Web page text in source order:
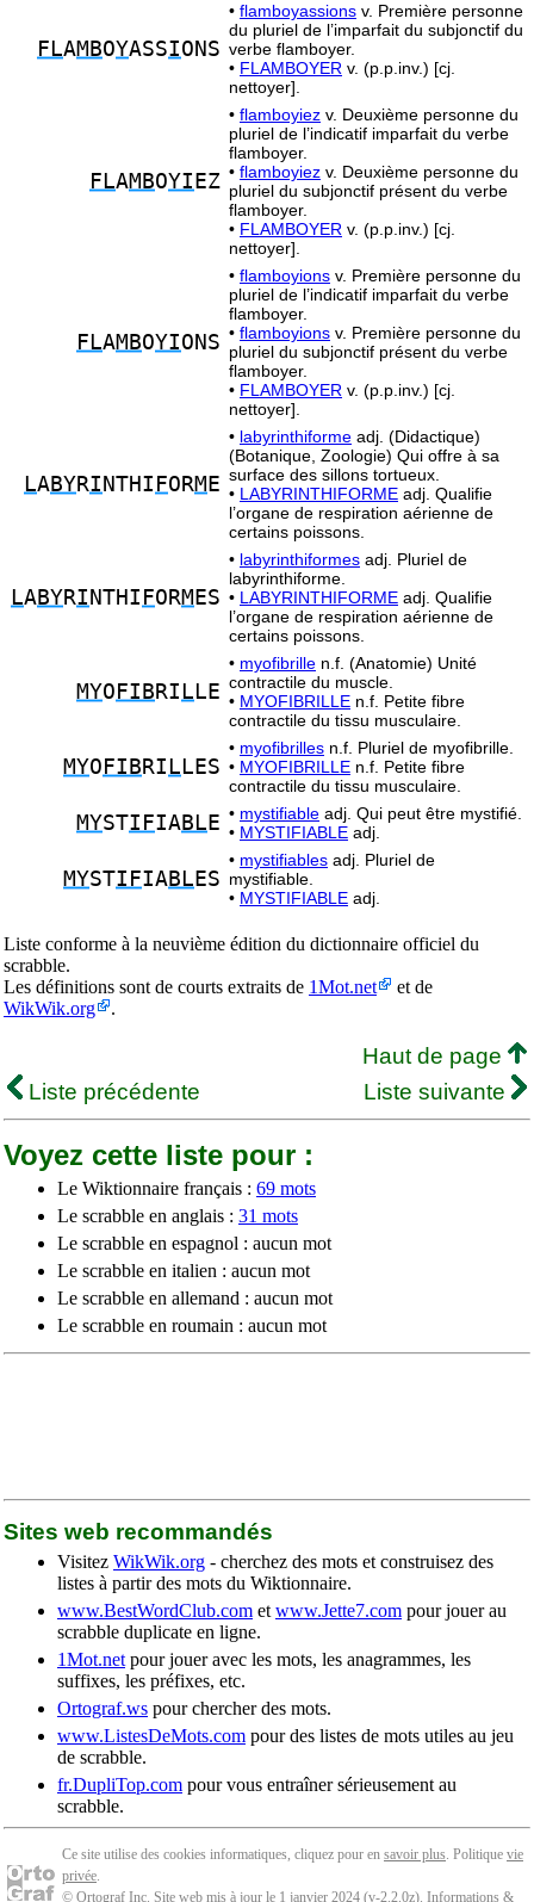
FLAMBOYASSIONS
• flamboyassions v. Première personne
du pluriel de l’imparfait du subjonctif du
verbe flamboyer.
• FLAMBOYER v. (p.p.inv.) [cj.
nettoyer].
FLAMBOYI EZ
• flamboyiez v. Deuxième personne du
pluriel de l’indicatif imparfait du verbe
flamboyer.
• flamboyiez v. Deuxième personne du
pluriel du subjonctif présent du verbe
flamboyer.
• FLAMBOYER v. (p.p.inv.) [cj.
nettoyer].
FLAMBOYIONS
• flamboyions v. Première personne du
pluriel de l’indicatif imparfait du verbe
flamboyer.
• flamboyions v. Première personne du
pluriel du subjonctif présent du verbe
flamboyer.
• FLAMBOYER v. (p.p.inv.) [cj.
nettoyer].
LABYRI NTHI FORM E
• labyrinthiforme adj. (Didactique)
(Botanique, Zoologie) Qui offre à sa
surface des sillons tortueux.
• LABYRINTHIFORME adj. Qualifie
l’organe de respiration aérienne de
certains poissons.
LABYRI NTHI FORM ES
• labyrinthiformes adj. Pluriel de
labyrinthiforme.
• LABYRINTHIFORME adj. Qualifie
l’organe de respiration aérienne de
certains poissons.
MYO FIB RI L LE
• myofibrille n.f. (Anatomie) Unité
contractile du muscle.
• MYOFIBRILLE n.f. Petite fibre
contractile du tissu musculaire.
MYO FIB RI L LES
• myofibrilles n.f. Pluriel de myofibrille.
• MYOFIBRILLE n.f. Petite fibre
contractile du tissu musculaire.
MYSTIFIABL E • mystifiable adj. Qui peut être mystifié.
• MYSTIFIABLE adj.
MYSTIFIABL ES
• mystifiables adj. Pluriel de
mystifiable.
• MYSTIFIABLE adj.
Liste conforme à la neuvième édition du dictionnaire officiel du
scrabble.
Les définitions sont de courts extraits de 1Mot.net
et de
WikWik.org
.
Haut de page
Liste précédente
Liste suivante
Voyez cette liste pour :
Le Wiktionnaire français : 69 mots
Le scrabble en anglais : 31 mots
Le scrabble en espagnol : aucun mot
Le scrabble en italien : aucun mot
Le scrabble en allemand : aucun mot
Le scrabble en roumain : aucun mot
Sites web recommandés
Visitez WikWik.org - cherchez des mots et construisez des
listes à partir des mots du Wiktionnaire.
www.BestWordClub.com et www.Jette7.com pour jouer au
scrabble duplicate en ligne.
1Mot.net pour jouer avec les mots, les anagrammes, les
suffixes, les préfixes, etc.
Ortograf.ws pour chercher des mots.
www.ListesDeMots.com pour des listes de mots utiles au jeu
de scrabble.
fr.DupliTop.com pour vous entraîner sérieusement au
scrabble.
Ce site utilise des cookies informatiques, cliquez pour en savoir plus. Politique vie
privée.
© Ortograf Inc. Site web mis à jour le 1 janvier 2024 (v-2.2.0z). Informations &